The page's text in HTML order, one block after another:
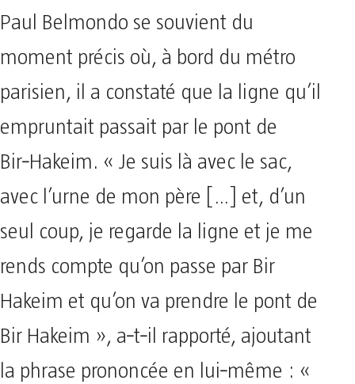
Paul Belmondo se souvient du
moment précis où, à bord du métro
parisien, il a constaté que la ligne qu’il
empruntait passait par le pont de
Bir‑Hakeim. « Je suis là avec le sac,
avec l’urne de mon père […] et, d’un
seul coup, je regarde la ligne et je me
rends compte qu’on passe par Bir
Hakeim et qu’on va prendre le pont de
Bir Hakeim », a‑t‑il rapporté, ajoutant
la phrase prononcée en lui‑même : «